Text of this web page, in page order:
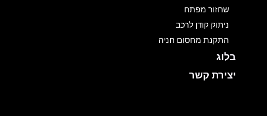
שחזור מפתח
ניתוק קודן לרכב
התקנת מחסום חניה
בלוג
יצירת קשר